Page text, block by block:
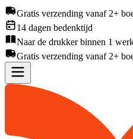
Gratis verzending vanaf 2+
14 dagen bedenktijd
Naar de drukker binnen 1
Gratis verzending vanaf 2+